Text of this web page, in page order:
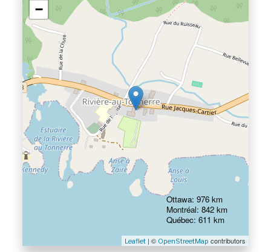
−
Leaflet| © OpenStreetMap contributors
Ottawa: 976 km
Montréal: 842 km
Québec: 611 km